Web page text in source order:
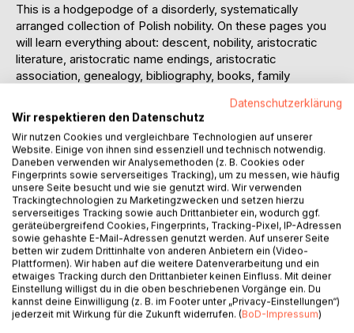
This is a hodgepodge of a disorderly, systematically
arranged collection of Polish nobility. On these pages you
will learn everything about: descent, nobility, aristocratic
literature, aristocratic name endings, aristocratic
association, genealogy, bibliography, books, family
herbalism, information, literature, names, aristocratic files,
nobility, personal history, Poland, Szlachta, coat of arms,
coat of arms research, coat of arms literature, nobility,
knights, Poland, herbarz. Conglomeration, translations into:
English, German, French.
Dies ist ein Sammelsurium einer ungeordneten,
systematisch geordneten Sammlung des polnischen Adels.
Auf diesen Seiten erfahren Sie alles über: Abstammung,
Adel, Adelsliteratur, Adelsnamenendungen, Adelsverband,
Genealogie, Bibliographie, Bücher, Familienforschung,
Forschung, Genealogie, Geschichte, Heraldik, Heraldik,
Kräuterkunde, Informationen , Literatur, Namen,
Adelsakten, Adel, Personengeschichte, Polen, Szlachta,
Wappen, Wappenforschung, Wappenliteratur, Adel, Ritter,
Datenschutzerklärung
Wir respektieren den Datenschutz
Wir nutzen Cookies und vergleichbare Technologien auf unserer
Website. Einige von ihnen sind essenziell und technisch notwendig.
Daneben verwenden wir Analysemethoden (z. B. Cookies oder
Fingerprints sowie serverseitiges Tracking), um zu messen, wie häufig
unsere Seite besucht und wie sie genutzt wird. Wir verwenden
Trackingtechnologien zu Marketingzwecken und setzen hierzu
serverseitiges Tracking sowie auch Drittanbieter ein, wodurch ggf.
geräteübergreifend Cookies, Fingerprints, Tracking-Pixel, IP-Adressen
sowie gehashte E-Mail-Adressen genutzt werden. Auf unserer Seite
betten wir zudem Drittinhalte von anderen Anbietern ein (Video-
Plattformen). Wir haben auf die weitere Datenverarbeitung und ein
etwaiges Tracking durch den Drittanbieter keinen Einfluss. Mit deiner
Einstellung willigst du in die oben beschriebenen Vorgänge ein. Du
kannst deine Einwilligung (z. B. im Footer unter „Privacy-Einstellungen“)
jederzeit mit Wirkung für die Zukunft widerrufen. (BoD-Impressum)